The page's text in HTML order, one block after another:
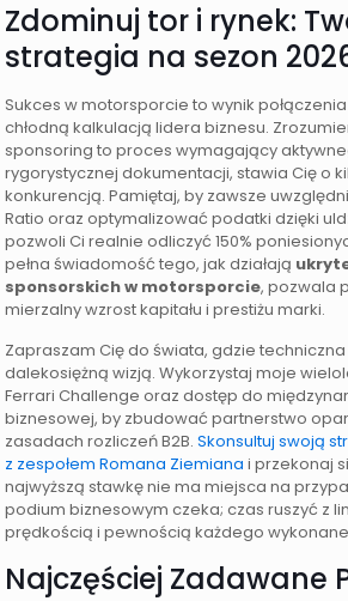
Zdominuj tor i rynek:
strategia na sezon
Sukces w motorsporcie to wynik
chłodną kalkulacją lidera biznesu.
sponsoring to proces wymagający
rygorystycznej dokumentacji, stawia Cię o
konkurencją. Pamiętaj, by zawsze
Ratio oraz optymalizować podatki dzięki
pozwoli Ci realnie odliczyć 150%
pełna świadomość tego, jak działają
sponsorskich w motorsporcie, pozwala
mierzalny wzrost kapitału i prestiżu marki.
Zapraszam Cię do świata, gdzie
dalekosiężną wizją. Wykorzystaj moje
Ferrari Challenge oraz dostęp do
biznesowej, by zbudować partnerstwo
zasadach rozliczeń B2B.Skonsultuj swoją
z zespołem Romana Ziemiana i przekonaj
najwyższą stawkę nie ma miejsca na
podium biznesowym czeka; czas ruszyć z
prędkością i pewnością każdego
Najczęściej Zadawane